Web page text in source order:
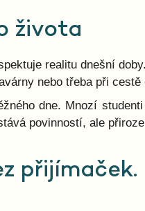
života
realitu dnešní doby.
nebo třeba při cestě
dne. Mnozí
povinností, ale
přijímaček.